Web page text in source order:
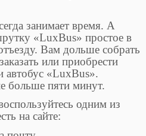
занимает время. А
«LuxBus» простое в
Вам дольше собрать
или приобрести
автобус «LuxBus».
больше пяти минут.
одним из
на сайте: